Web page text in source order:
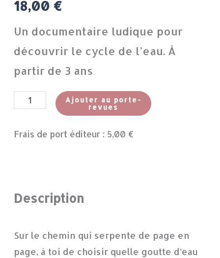
18,00 €
Un documentaire ludique pour
découvrir le cycle de l’eau. À
partir de 3 ans
Ajouter au porte-
revues
Frais de port éditeur : 5,00 €
Description
Sur le chemin qui serpente de page en
page, à toi de choisir quelle goutte d’eau